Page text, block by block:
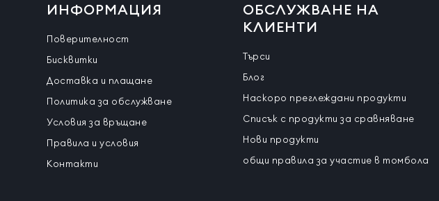
ИНФОРМАЦИЯ
Поверителност
Бисквитки
Доставка и плащане
Политика за обслужване
Условия за връщане
Правила и условия
Контакти
ОБСЛУЖВАНЕ НА
КЛИЕНТИ
Търси
Блог
Наскоро преглеждани продукти
Списък с продукти за сравняване
Нови продукти
общи правила за участие в томбола